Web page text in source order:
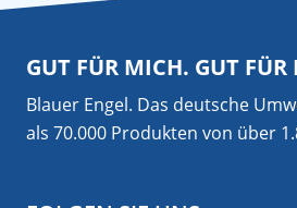
GUT FÜR MICH. GUT
Blauer Engel. Das deutsche
als 70.000 Produkten von über